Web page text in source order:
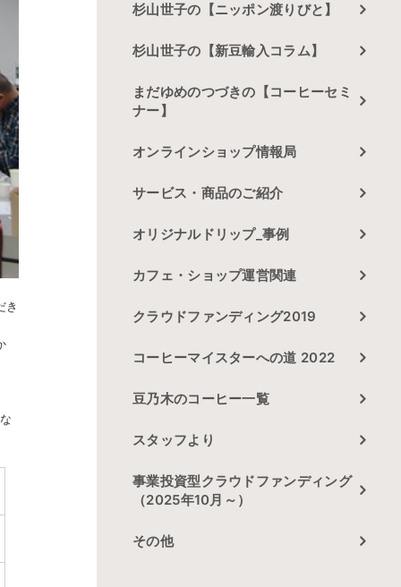
き
杉山世子の【ニッポン渡りびと】
杉山世子の【新豆輸入コラム】
まだゆめのつづきの【コーヒーセミ
ナー】
オンラインショップ情報局
サービス・商品のご紹介
オリジナルドリップ_事例
カフェ・ショップ運営関連
クラウドファンディング2019
コーヒーマイスターへの道 2022
豆乃木のコーヒー一覧
スタッフより
事業投資型クラウドファンディング
（2025年10月～）
その他